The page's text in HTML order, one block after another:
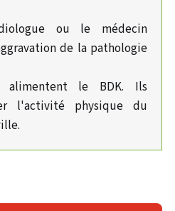
ou le médecin
de la pathologie
alimentent le BDK. Ils
l'activité physique du